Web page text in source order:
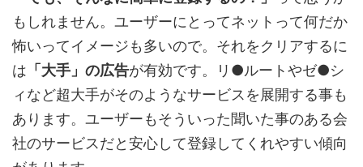
もしれません。ユーザーにとってネットって何だか
怖いってイメージも多いので。それをクリアするに
は 「大手」の広告が有効です。リ●ルートやゼ●シ
ィなど超大手がそのようなサービスを展開する事も
あります。ユーザーもそういった聞いた事のある会
社のサービスだと安心して登録してくれやすい傾向